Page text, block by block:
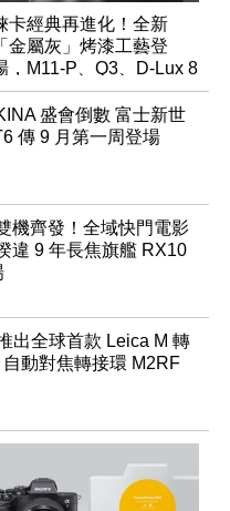
卡經典再進化！全新
「金屬灰」烤漆工藝登
，M11-P、Q3、D-Lux 8
銜換裝
盛會倒數 富士新世
傳 9 月第一周登場
機齊發！全域快門電影
違 9 年長焦旗艦 RX10
出全球首款 Leica M 轉
動對焦轉接環 M2RF